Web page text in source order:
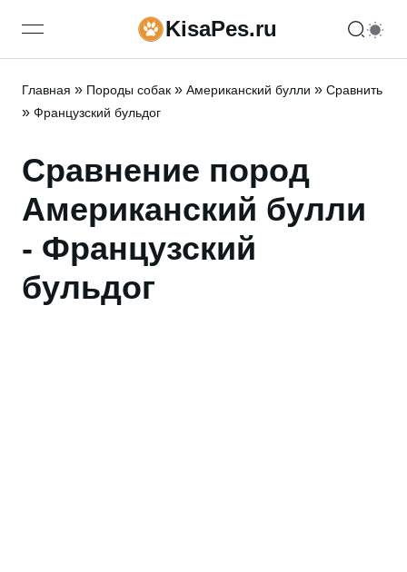
open navigation menuKisaPes.ru
Главная » Породы собак » Американский булли » Сравнить
» Французский бульдог
Сравнение пород
Американский булли
- Французский
бульдог